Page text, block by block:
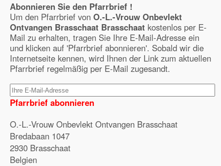
Abonnieren Sie den Pfarrbrief !
Um den Pfarrbrief von O.-L.-Vrouw Onbevlekt
Ontvangen Brasschaat Brasschaat kostenlos per E-
Mail zu erhalten, tragen Sie Ihre E-Mail-Adresse ein
und klicken auf 'Pfarrbrief abonnieren'. Sobald wir die
Internetseite kennen, wird Ihnen der Link zum aktuellen
Pfarrbrief regelmäßig per E-Mail zugesandt.
Pfarrbrief abonnieren
O.-L.-Vrouw Onbevlekt Ontvangen Brasschaat
Bredabaan 1047
2930 Brasschaat
Belgien